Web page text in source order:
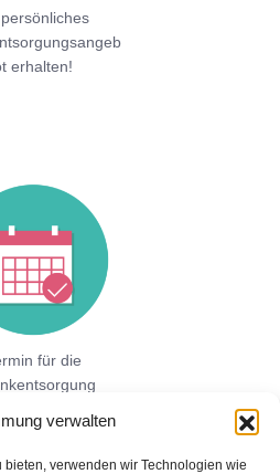
verwalten
verwenden wir Technologien wie
erhalten!
für die